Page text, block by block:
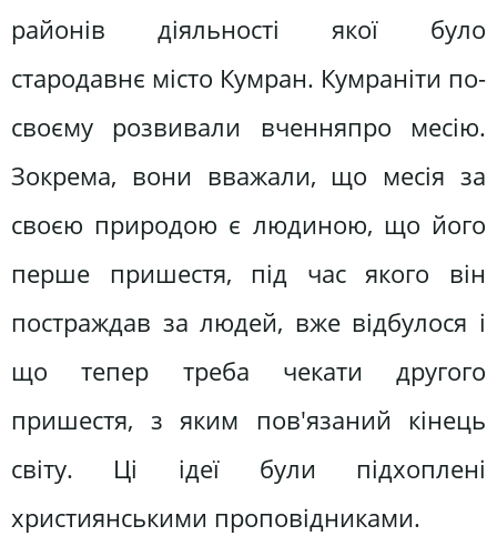
районів діяльності якої було
стародавнє місто Кумран. Кумраніти по-
своєму розвивали вченняпро месію.
Зокрема, вони вважали, що месія за
своєю природою є людиною, що його
перше пришестя, під час якого він
постраждав за людей, вже відбулося і
що тепер треба чекати другого
пришестя, з яким пов'язаний кінець
світу. Ці ідеї були підхоплені
християнськими проповідниками.